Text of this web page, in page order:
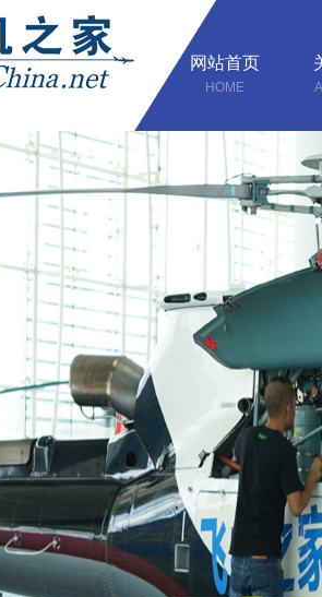
网站首页
HOME